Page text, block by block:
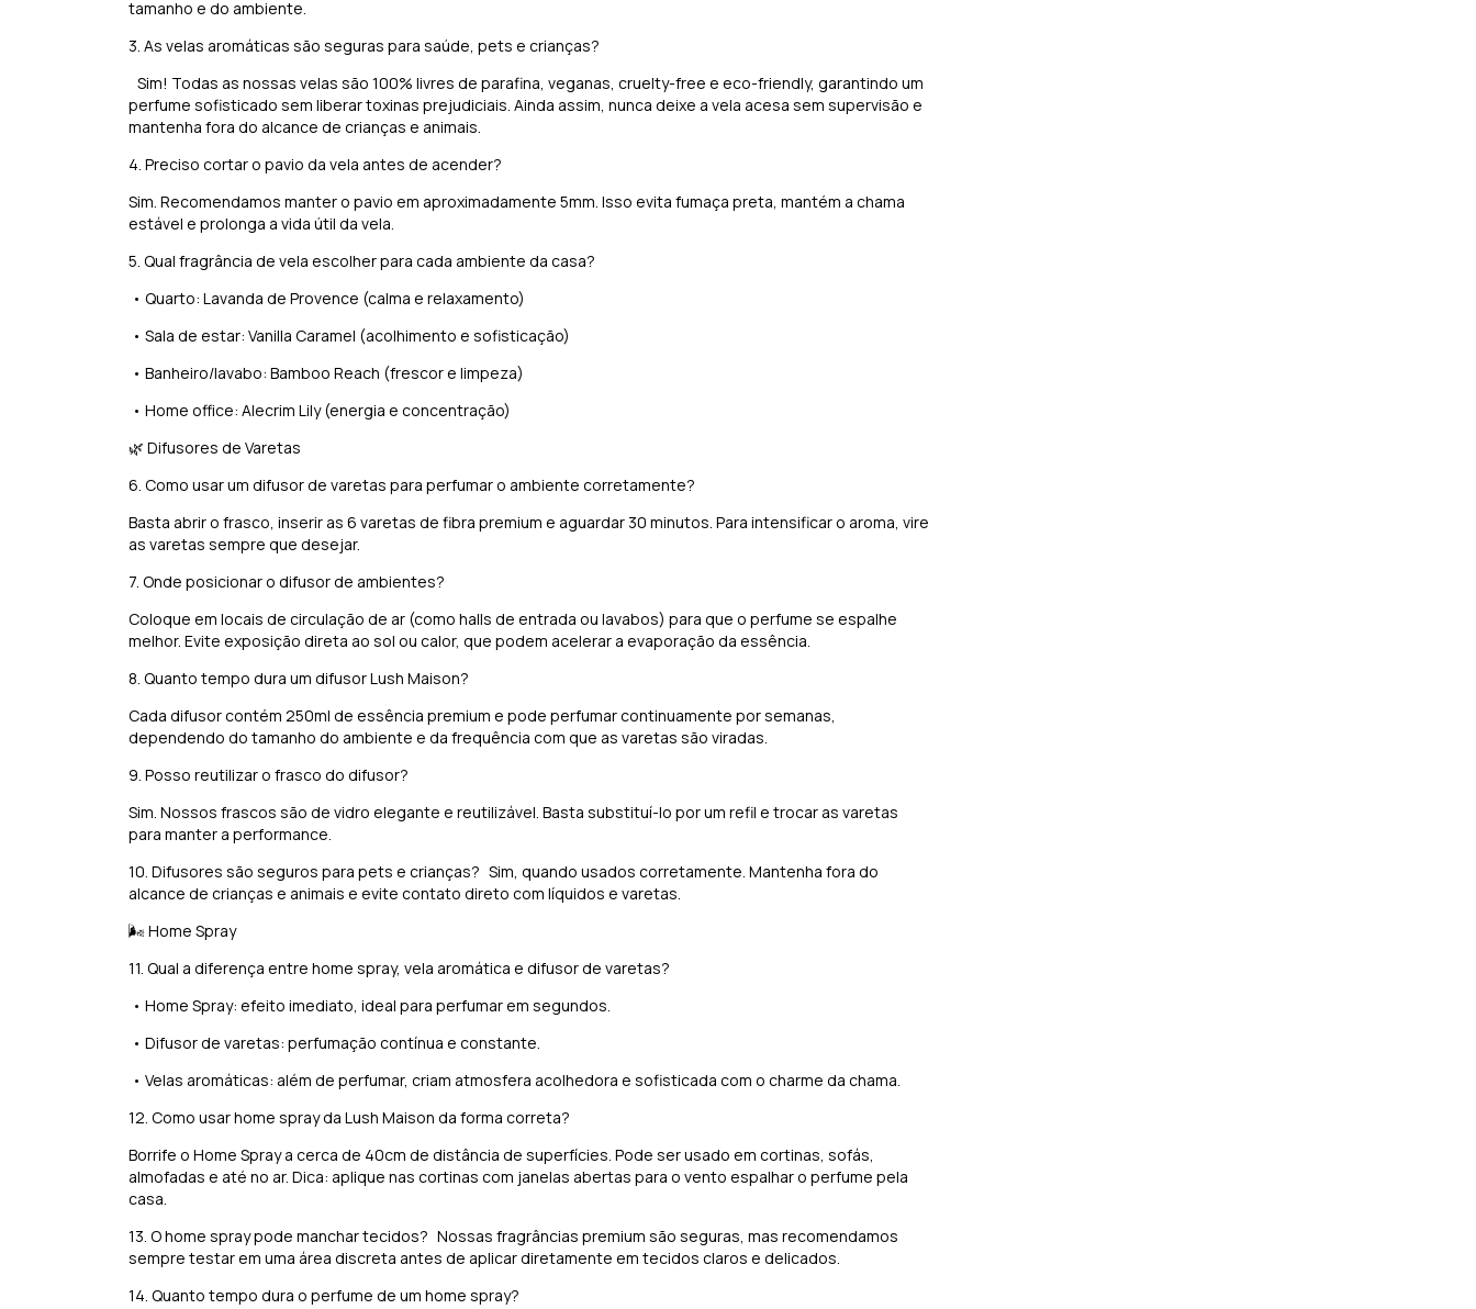
tamanho e do ambiente.
3. As velas aromáticas são seguras para saúde, pets e crianças?
Sim! Todas as nossas velas são 100% livres de parafina, veganas, cruelty-free e eco-friendly, garantindo um
perfume sofisticado sem liberar toxinas prejudiciais. Ainda assim, nunca deixe a vela acesa sem supervisão e
mantenha fora do alcance de crianças e animais.
4. Preciso cortar o pavio da vela antes de acender?
Sim. Recomendamos manter o pavio em aproximadamente 5mm. Isso evita fumaça preta, mantém a chama
estável e prolonga a vida útil da vela.
5. Qual fragrância de vela escolher para cada ambiente da casa?
• Quarto: Lavanda de Provence (calma e relaxamento)
• Sala de estar: Vanilla Caramel (acolhimento e sofisticação)
• Banheiro/lavabo: Bamboo Reach (frescor e limpeza)
• Home office: Alecrim Lily (energia e concentração)
🌿 Difusores de Varetas
6. Como usar um difusor de varetas para perfumar o ambiente corretamente?
Basta abrir o frasco, inserir as 6 varetas de fibra premium e aguardar 30 minutos. Para intensificar o aroma, vire
as varetas sempre que desejar.
7. Onde posicionar o difusor de ambientes?
Coloque em locais de circulação de ar (como halls de entrada ou lavabos) para que o perfume se espalhe
melhor. Evite exposição direta ao sol ou calor, que podem acelerar a evaporação da essência.
8. Quanto tempo dura um difusor Lush Maison?
Cada difusor contém 250ml de essência premium e pode perfumar continuamente por semanas,
dependendo do tamanho do ambiente e da frequência com que as varetas são viradas.
9. Posso reutilizar o frasco do difusor?
Sim. Nossos frascos são de vidro elegante e reutilizável. Basta substituí-lo por um refil e trocar as varetas
para manter a performance.
10. Difusores são seguros para pets e crianças? Sim, quando usados corretamente. Mantenha fora do
alcance de crianças e animais e evite contato direto com líquidos e varetas.
🌬️ Home Spray
11. Qual a diferença entre home spray, vela aromática e difusor de varetas?
• Home Spray: efeito imediato, ideal para perfumar em segundos.
• Difusor de varetas: perfumação contínua e constante.
• Velas aromáticas: além de perfumar, criam atmosfera acolhedora e sofisticada com o charme da chama.
12. Como usar home spray da Lush Maison da forma correta?
Borrife o Home Spray a cerca de 40cm de distância de superfícies. Pode ser usado em cortinas, sofás,
almofadas e até no ar. Dica: aplique nas cortinas com janelas abertas para o vento espalhar o perfume pela
casa.
13. O home spray pode manchar tecidos? Nossas fragrâncias premium são seguras, mas recomendamos
sempre testar em uma área discreta antes de aplicar diretamente em tecidos claros e delicados.
14. Quanto tempo dura o perfume de um home spray?